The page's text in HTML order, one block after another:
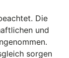
Die
und
sorgen